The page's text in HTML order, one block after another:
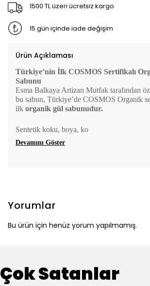
1500 TL üzeri ücretsiz kargo
15 gün içinde iade değişim
Ürün Açıklaması
Türkiye’nin İlk COSMOS Sertifikalı
Sabunu
Esma Balkaya Artizan Mutfak tarafından
bu sabun, Türkiye’de COSMOS Organik
ilk organik gül sabunudur.
Sentetik koku, boya, ko
Devamını Göster
Yorumlar
Bu ürün için henüz yorum yapılmamış.
Çok Satanlar